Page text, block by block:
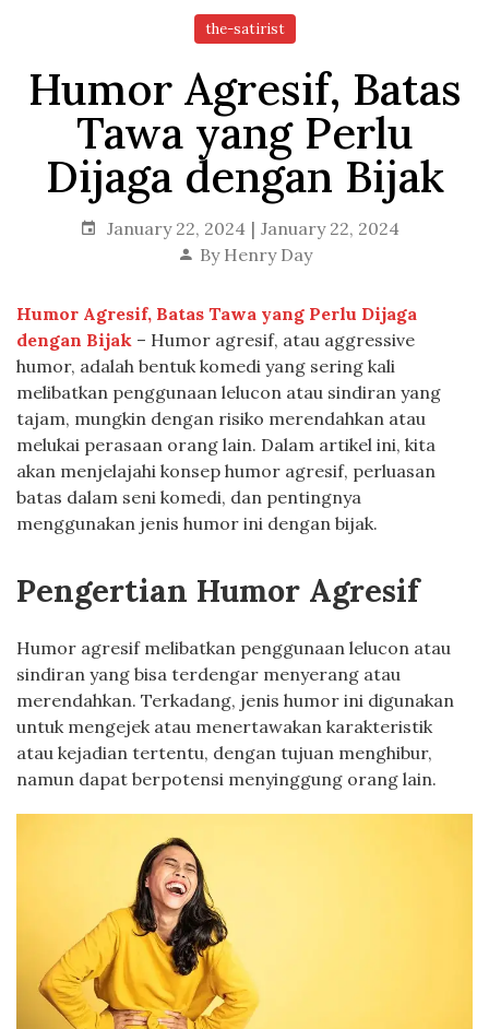
the-satirist
Humor Agresif, Batas
Tawa yang Perlu
Dijaga dengan Bijak
January 22, 2024
January 22, 2024
By Henry Day
Humor Agresif, Batas Tawa yang Perlu Dijaga
dengan Bijak – Humor agresif, atau aggressive
humor, adalah bentuk komedi yang sering kali
melibatkan penggunaan lelucon atau sindiran yang
tajam, mungkin dengan risiko merendahkan atau
melukai perasaan orang lain. Dalam artikel ini, kita
akan menjelajahi konsep humor agresif, perluasan
batas dalam seni komedi, dan pentingnya
menggunakan jenis humor ini dengan bijak.
Pengertian Humor Agresif
Humor agresif melibatkan penggunaan lelucon atau
sindiran yang bisa terdengar menyerang atau
merendahkan. Terkadang, jenis humor ini digunakan
untuk mengejek atau menertawakan karakteristik
atau kejadian tertentu, dengan tujuan menghibur,
namun dapat berpotensi menyinggung orang lain.